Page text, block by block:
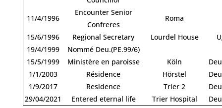
11/4/1996
Encounter Senior
Confreres
Roma
15/6/1996
Regional Secretary Lourdel House
19/4/1999
Nommé Deu.(PE.99/6)
15/5/1999
Ministère en paroisse Köln
1/1/2003
Résidence Hörstel
1/9/2017
Residence Trier 2
29/04/2021
Entered eternal life Trier Hospital